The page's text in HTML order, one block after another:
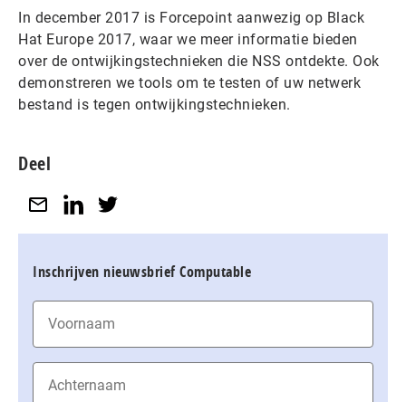
In december 2017 is Forcepoint aanwezig op Black
Hat Europe 2017, waar we meer informatie bieden
over de ontwijkingstechnieken die NSS ontdekte. Ook
demonstreren we tools om te testen of uw netwerk
bestand is tegen ontwijkingstechnieken.
Deel
Inschrijven nieuwsbrief Computable